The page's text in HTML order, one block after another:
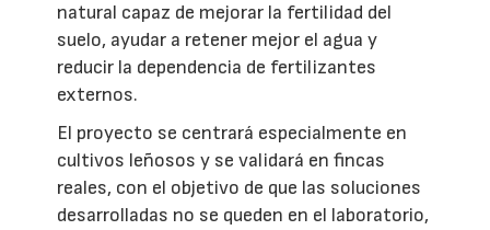
natural capaz de mejorar la fertilidad del
suelo, ayudar a retener mejor el agua y
reducir la dependencia de fertilizantes
externos.
El proyecto se centrará especialmente en
cultivos leñosos y se validará en fincas
reales, con el objetivo de que las soluciones
desarrolladas no se queden en el laboratorio,